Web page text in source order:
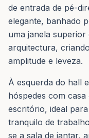
de entrada de pé-
elegante, banhado
uma janela superior
arquitectura,
amplitude e leveza.
À esquerda do hall
hóspedes com
escritório, ideal
tranquilo de
se a sala de jantar,